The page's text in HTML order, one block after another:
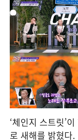
‘체인지 스트릿’
로 새해를 밝혔다.